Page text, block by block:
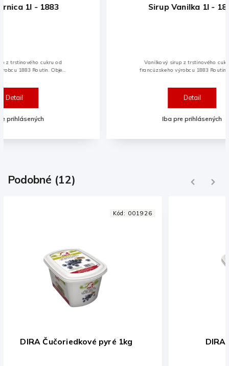
Sirup Vanilka 1l - 1883
Vanilkový sirup z trstinového cukru od
francúzskeho výrobcu 1883 Routin. Objem
Podobné (12) Previous
DIRA Černicové pyré 1kg
Kód: 001925
Next